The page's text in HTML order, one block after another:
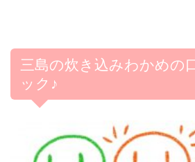
三島の炊き込みわかめの
ック♪